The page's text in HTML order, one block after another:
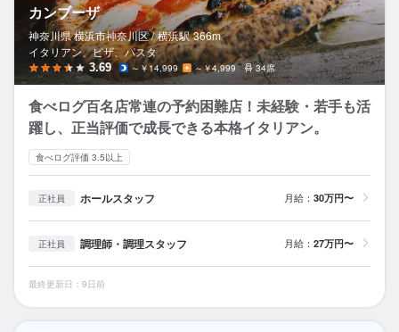
応募履歴
WEB履歴書
スカウト・メルマガ受信設定
ヘルプ・お問い合わせフォーム
掲載をご検討の店舗様へ
食べログ求人PRESS
利用規約
カンブーザ
神奈川県 横浜市神奈川区 / 横浜駅 366m
イタリアン、ピザ、パスタ
3.69 ～￥14,999 ～￥4,999 34席
食べログ百名店常連の予約困難店！未経験・若手も活
躍し、正当評価で成長できる本格イタリアン。
食べログ評価 3.5以上
正社員 ホールスタッフ 月給： 30万円〜
正社員 調理師・調理スタッフ 月給： 27万円〜
最終更新日：9日前